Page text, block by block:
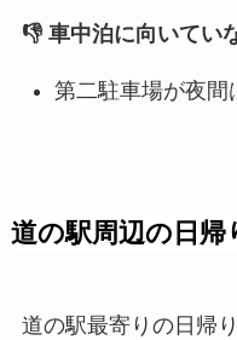
👎 車中泊に向いてい
第二駐車場が夜間
道の駅周辺の日帰
道の駅最寄りの日帰